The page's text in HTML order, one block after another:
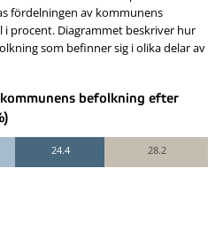
fördelningen av kommunens
procent. Diagrammet beskriver hur
som befinner sig i olika delar av
befolkning efter
24.4 28.2